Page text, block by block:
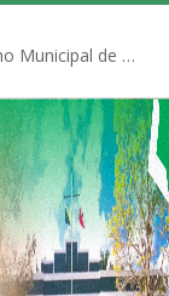
Políticas Municipais aprovadas pelo Conselho Municipal de Educação (CME)